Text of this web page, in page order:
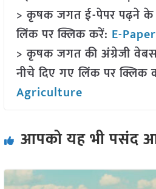
> कृषक जगत ई-पेपर पढ़ने के
लिंक पर क्लिक करें: E-Paper
> कृषक जगत की अंग्रेजी
नीचे दिए गए लिंक पर क्लिक
Agriculture
आपको यह भी पसंद